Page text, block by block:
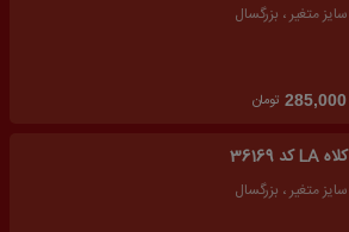
سایز متغیر ، بزرگسال
285,000 تومان
کلاه LA کد 36169
سایز متغیر ، بزرگسال